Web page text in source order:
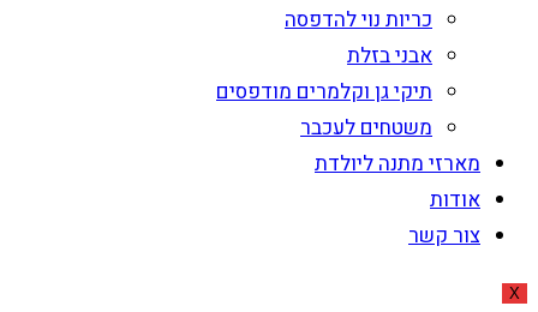
כריות נוי להדפסה
אבני בזלת
תיקי גן וקלמרים מודפסים
משטחים לעכבר
מארזי מתנה ליולדת
אודות
צור קשר
X